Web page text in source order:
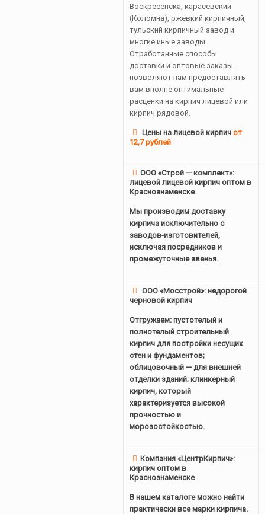
Воскресенска, карасевский
(Коломна), ржевкий кирпичный,
тульский кирпичный завод и
многие иные заводы.
Отработанные способы
доставки и оптовые заказы
позволяют нам предоставлять
вам вполне оптимальные
расценки на кирпич лицевой или
кирпич рядовой.
Цены на лицевой кирпичот
12,7 рублей
ООО «Строй — комплект»:
лицевой лицевой кирпич оптом в
Краснознаменске
Мы производим доставку
кирпича исключительно с
заводов-изготовителей,
исключая посредников и
промежуточные звенья.
ООО «Мосстрой»: недорогой
черновой кирпич
Отгружаем: пустотелый и
полнотелый строительный
кирпич для постройки несущих
стен и фундаментов;
облицовочный — для внешней
отделки зданий; клинкерный
кирпич, который
характеризуется высокой
прочностью и
морозостойкостью.
Компания «ЦентрКирпич»:
кирпич оптом в
Краснознаменске
В нашем каталоге можно найти
практически все марки кирпича.